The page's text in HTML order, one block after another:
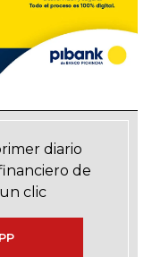
diario
de
clic